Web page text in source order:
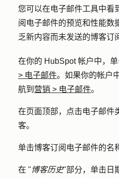
您可以在电子邮件工具中看
阅电子邮件的预览和性能数
乏新内容而未发送的博客订
在你的 HubSpot 帐户中，单
> 电子邮件。如果你的帐户
航到 营销 > 电子邮件。
在页面顶部，点击电子邮件
客。
单击博客订阅电子邮件的名
在 "博客历史"部分，单击 日